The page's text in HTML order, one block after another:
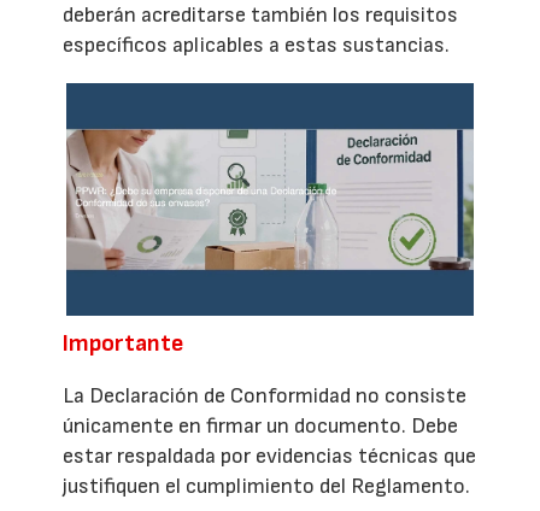
deberán acreditarse también los requisitos
específicos aplicables a estas sustancias.
Importante
La Declaración de Conformidad no consiste
únicamente en firmar un documento. Debe
estar respaldada por evidencias técnicas que
justifiquen el cumplimiento del Reglamento.